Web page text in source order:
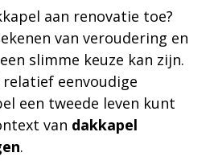
aan renovatie toe?
van veroudering en
slimme keuze kan zijn.
eenvoudige
een tweede leven kunt
van dakkapel
.